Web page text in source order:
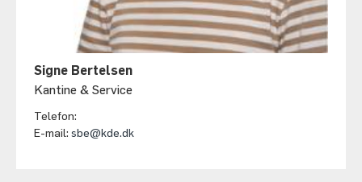
Signe Bertelsen
Kantine & Service
Telefon:
E-mail: sbe@kde.dk